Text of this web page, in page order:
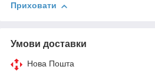
Приховати
Умови доставки
Нова Пошта